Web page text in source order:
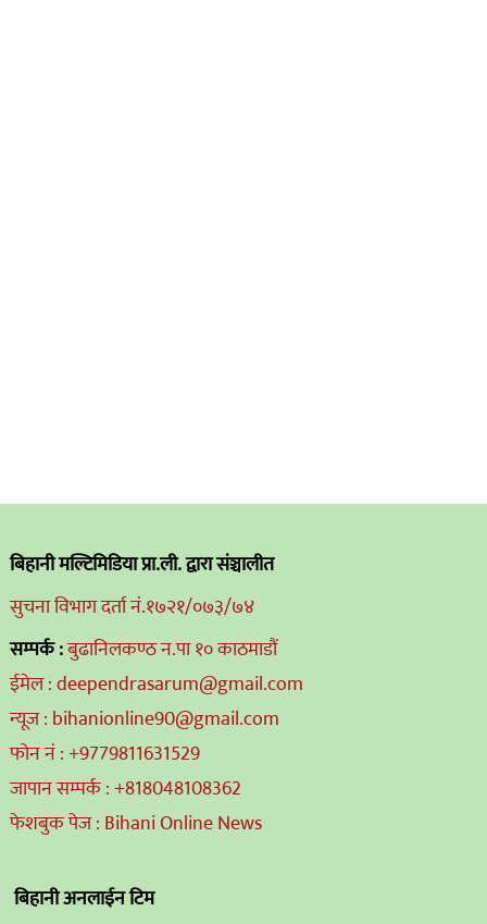
बिहानी मल्टिमिडिया प्रा.ली. द्वारा संञ्चालीत
सुचना विभाग दर्ता नं.१७२१/०७३/७४
सम्पर्क :बुढानिलकण्ठ न.पा १० काठमाडौं
ईमेल : deependrasarum@gmail.com
न्यूज : bihanionline90@gmail.com
फोन नं : +9779811631529
जापान सम्पर्क : +818048108362
फेशबुक पेज : Bihani Online News
बिहानी अनलाईन टिम